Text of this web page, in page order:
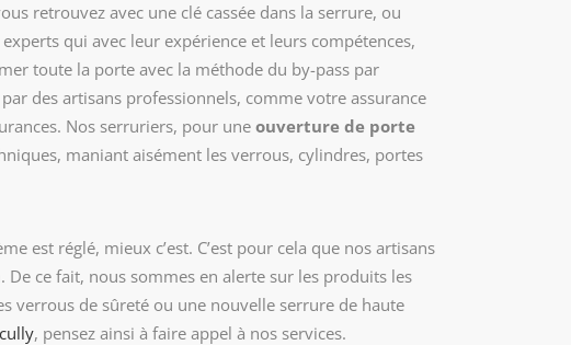
retrouvez avec une clé cassée dans la serrure, ou
qui avec leur expérience et leurs compétences,
toute la porte avec la méthode du by-pass par
des artisans professionnels, comme votre assurance
Nos serruriers, pour une ouverture de porte
maniant aisément les verrous, cylindres, portes
est réglé, mieux c’est. C’est pour cela que nos artisans
ce fait, nous sommes en alerte sur les produits les
verrous de sûreté ou une nouvelle serrure de haute
, pensez ainsi à faire appel à nos services.